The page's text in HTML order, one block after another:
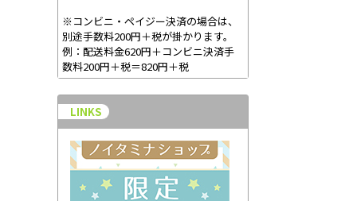
※コンビニ・ペイジー決済の場合は、
別途手数料200円＋税が掛かります。
例：配送料金620円＋コンビニ決済手
数料200円＋税＝820円＋税
LINKS